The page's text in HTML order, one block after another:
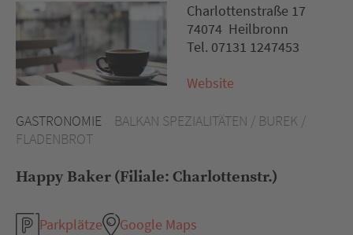
GASTRONOMIE
BALKAN SPEZIALITÄTEN / BUREK /
FLADENBROT
Happy Baker (Filiale: Charlottenstr.)
Parkplätze
Google Maps
Charlottenstraße 17
74074 Heilbronn
Tel. 07131 1247453
Website